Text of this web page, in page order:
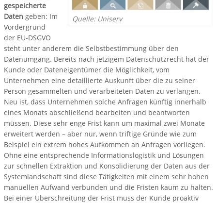
Quelle: Uniserv
gespeicherte
Daten geben: Im
Vordergrund
der EU-DSGVO
steht unter anderem die Selbstbestimmung über den
Datenumgang. Bereits nach jetzigem Datenschutzrecht hat der
Kunde oder Dateneigentümer die Möglichkeit, vom
Unternehmen eine detaillierte Auskunft über die zu seiner
Person gesammelten und verarbeiteten Daten zu verlangen.
Neu ist, dass Unternehmen solche Anfragen künftig innerhalb
eines Monats abschließend bearbeiten und beantworten
müssen. Diese sehr enge Frist kann um maximal zwei Monate
erweitert werden – aber nur, wenn triftige Gründe wie zum
Beispiel ein extrem hohes Aufkommen an Anfragen vorliegen.
Ohne eine entsprechende Informationslogistik und Lösungen
zur schnellen Extraktion und Konsolidierung der Daten aus der
Systemlandschaft sind diese Tätigkeiten mit einem sehr hohen
manuellen Aufwand verbunden und die Fristen kaum zu halten.
Bei einer Überschreitung der Frist muss der Kunde proaktiv